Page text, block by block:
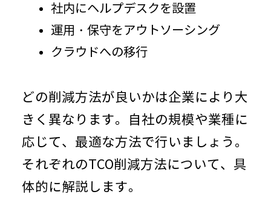
社内にヘルプデスクを設置
運用・保守をアウトソーシング
クラウドへの移行
どの削減方法が良いかは企業により大
きく異なります。自社の規模や業種に
応じて、最適な方法で行いましょう。
それぞれのTCO削減方法について、具
体的に解説します。